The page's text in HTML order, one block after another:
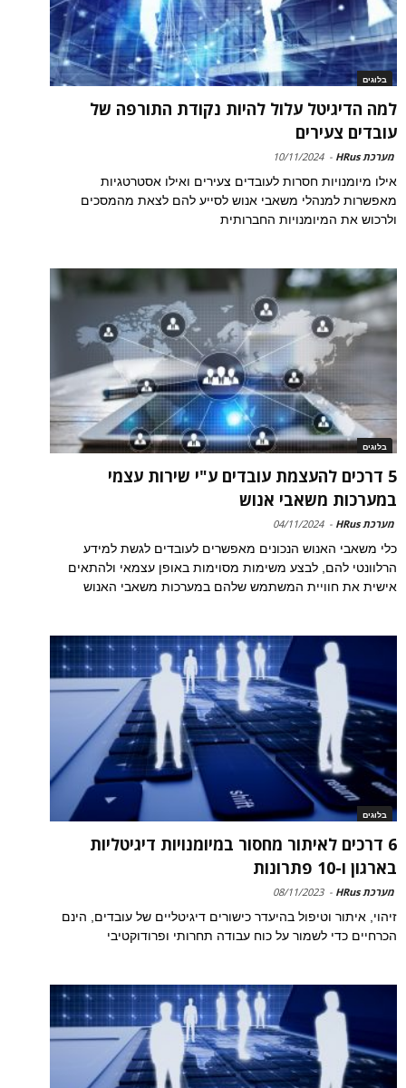
בלוגים
למה הדיגיטל עלול להיות נקודת התורפה של
עובדים צעירים
מערכת HRus -
10/11/2024
אילו מיומנויות חסרות לעובדים צעירים ואילו אסטרטגיות
מאפשרות למנהלי משאבי אנוש לסייע להם לצאת מהמסכים
ולרכוש את המיומנויות החברותית
בלוגים
5 דרכים להעצמת עובדים ע"י שירות עצמי
במערכות משאבי אנוש
מערכת HRus -
04/11/2024
כלי משאבי האנוש הנכונים מאפשרים לעובדים לגשת למידע
הרלוונטי להם, לבצע משימות מסוימות באופן עצמאי ולהתאים
אישית את חוויית המשתמש שלהם במערכות משאבי האנוש
בלוגים
6 דרכים לאיתור מחסור במיומנויות דיגיטליות
בארגון ו-10 פתרונות
מערכת HRus -
08/11/2023
זיהוי, איתור וטיפול בהיעדר כישורים דיגיטליים של עובדים, הינם
הכרחיים כדי לשמור על כוח עבודה תחרותי ופרודוקטיבי